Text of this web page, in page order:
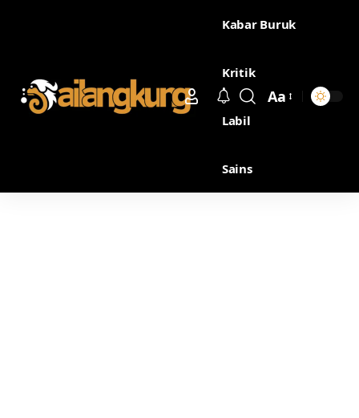
Kabar Buruk
Kritik
Labil
Sains
Aa